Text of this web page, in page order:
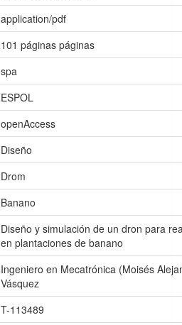
application/pdf
101 páginas páginas
spa
ESPOL
openAccess
Diseño
Drom
Banano
Diseño y simulación de un dron para
en plantaciones de banano
Ingeniero en Mecatrónica (Moisés
Vásquez
T-113489